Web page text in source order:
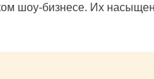
шоу-бизнесе. Их